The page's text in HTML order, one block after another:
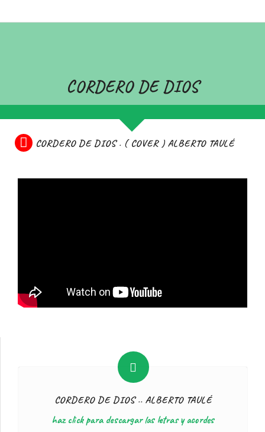
CORDERO DE DIOS
CORDERO DE DIOS . ( COVER ) ALBERTO TAULÉ
CORDERO DE DIOS .. ALBERTO TAULÉ
haz click para descargar las letras y acordes